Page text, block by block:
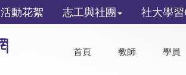
活動花絮 志工與社團 社大學
首頁 教師 學員